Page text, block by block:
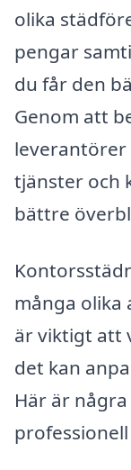
olika
pengar
du får den
Genom att
leverantörer
tjänster och
bättre
många olika
är viktigt att
det kan
Här är